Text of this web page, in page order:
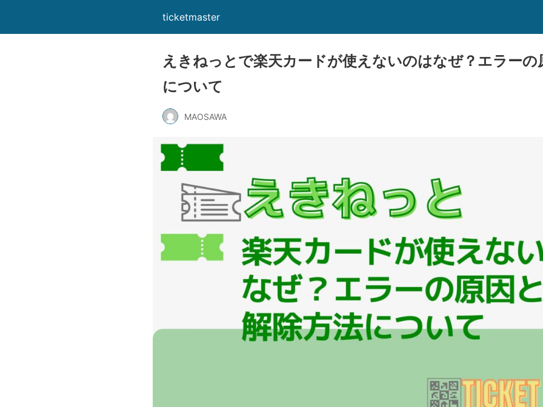
ticketmaster
えきねっとで楽天カードが使えないのはなぜ？エラーの
について
MAOSAWA